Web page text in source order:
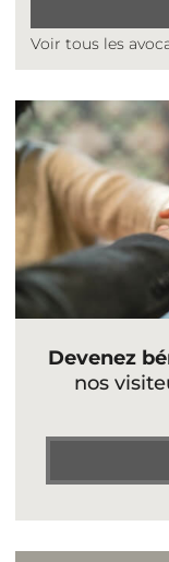
Voir tous les
Devenez
nos